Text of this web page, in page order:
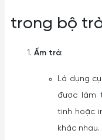
trong bộ
Ấm trà:
Là dụng
được làm
tinh hoặc
khác nhau.